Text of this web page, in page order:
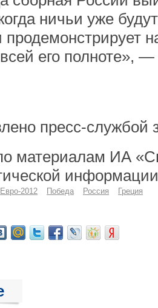
ничьи уже
его полноте»,
пресс-службой
материалам ИА
Евро-2012 Победа Россия Греция